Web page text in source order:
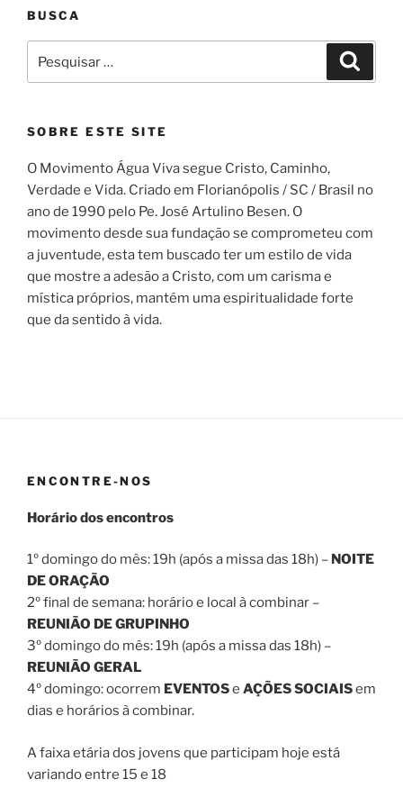
BUSCA
por:
SOBRE ESTE SITE
O Movimento Água Viva segue Cristo, Caminho,
Verdade e Vida. Criado em Florianópolis / SC / Brasil no
ano de 1990 pelo Pe. José Artulino Besen. O
movimento desde sua fundação se comprometeu com
a juventude, esta tem buscado ter um estilo de vida
que mostre a adesão a Cristo, com um carisma e
mística próprios, mantém uma espiritualidade forte
que da sentido à vida.
ENCONTRE-NOS
Horário dos encontros
1º domingo do mês: 19h (após a missa das 18h) – NOITE
DE ORAÇÃO
2º final de semana: horário e local à combinar –
REUNIÃO DE GRUPINHO
3º domingo do mês: 19h (após a missa das 18h) –
REUNIÃO GERAL
4º domingo: ocorrem EVENTOSe AÇÕES SOCIAISem
dias e horários à combinar.
A faixa etária dos jovens que participam hoje está
variando entre 15 e 18